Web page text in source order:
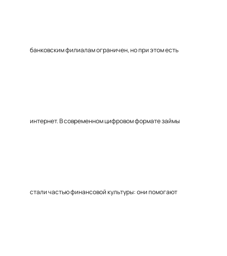
банковским филиалам ограничен, но при этом есть
интернет. В современном цифровом формате займы
стали частью финансовой культуры: они помогают